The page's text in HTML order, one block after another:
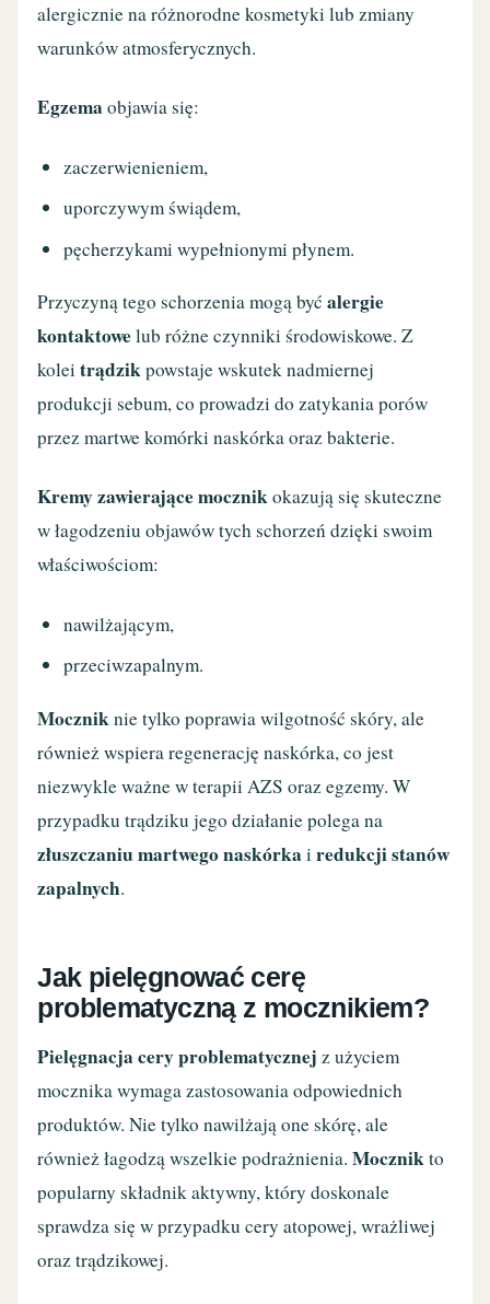
alergicznie na różnorodne kosmetyki lub zmiany
warunków atmosferycznych.
Egzema objawia się:
zaczerwienieniem,
uporczywym świądem,
pęcherzykami wypełnionymi płynem.
Przyczyną tego schorzenia mogą byćalergie
kontaktowelub różne czynniki środowiskowe. Z
koleitrądzikpowstaje wskutek nadmiernej
produkcji sebum, co prowadzi do zatykania porów
przez martwe komórki naskórka oraz bakterie.
Kremy zawierające mocznikokazują się skuteczne
w łagodzeniu objawów tych schorzeń dzięki swoim
właściwościom:
nawilżającym,
przeciwzapalnym.
Moczniknie tylko poprawia wilgotność skóry, ale
również wspiera regenerację naskórka, co jest
niezwykle ważne w terapii AZS oraz egzemy. W
przypadku trądziku jego działanie polega na
złuszczaniu martwego naskórka iredukcji stanów
zapalnych.
Jak pielęgnować cerę
problematyczną z mocznikiem?
Pielęgnacja cery problematycznej z użyciem
mocznika wymaga zastosowania odpowiednich
produktów. Nie tylko nawilżają one skórę, ale
również łagodzą wszelkie podrażnienia.Mocznikto
popularny składnik aktywny, który doskonale
sprawdza się w przypadku cery atopowej, wrażliwej
oraz trądzikowej.